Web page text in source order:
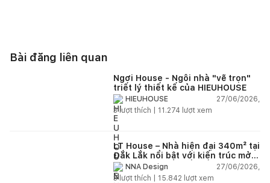
Bài đăng liên quan
Ngơi House - Ngôi nhà "vẽ trọn"
triết lý thiết kế của HIEUHOUSE
HIEUHOUSE
27/06/2026,
3lượt thích | 11.274 lượt xem
LT House – Nhà hiện đại 340m² tại
Đắk Lắk nổi bật với kiến trúc mở
và hệ sân vườn kết nối thiên
nhiên
NNA Design
27/06/2026,
3lượt thích | 15.842 lượt xem